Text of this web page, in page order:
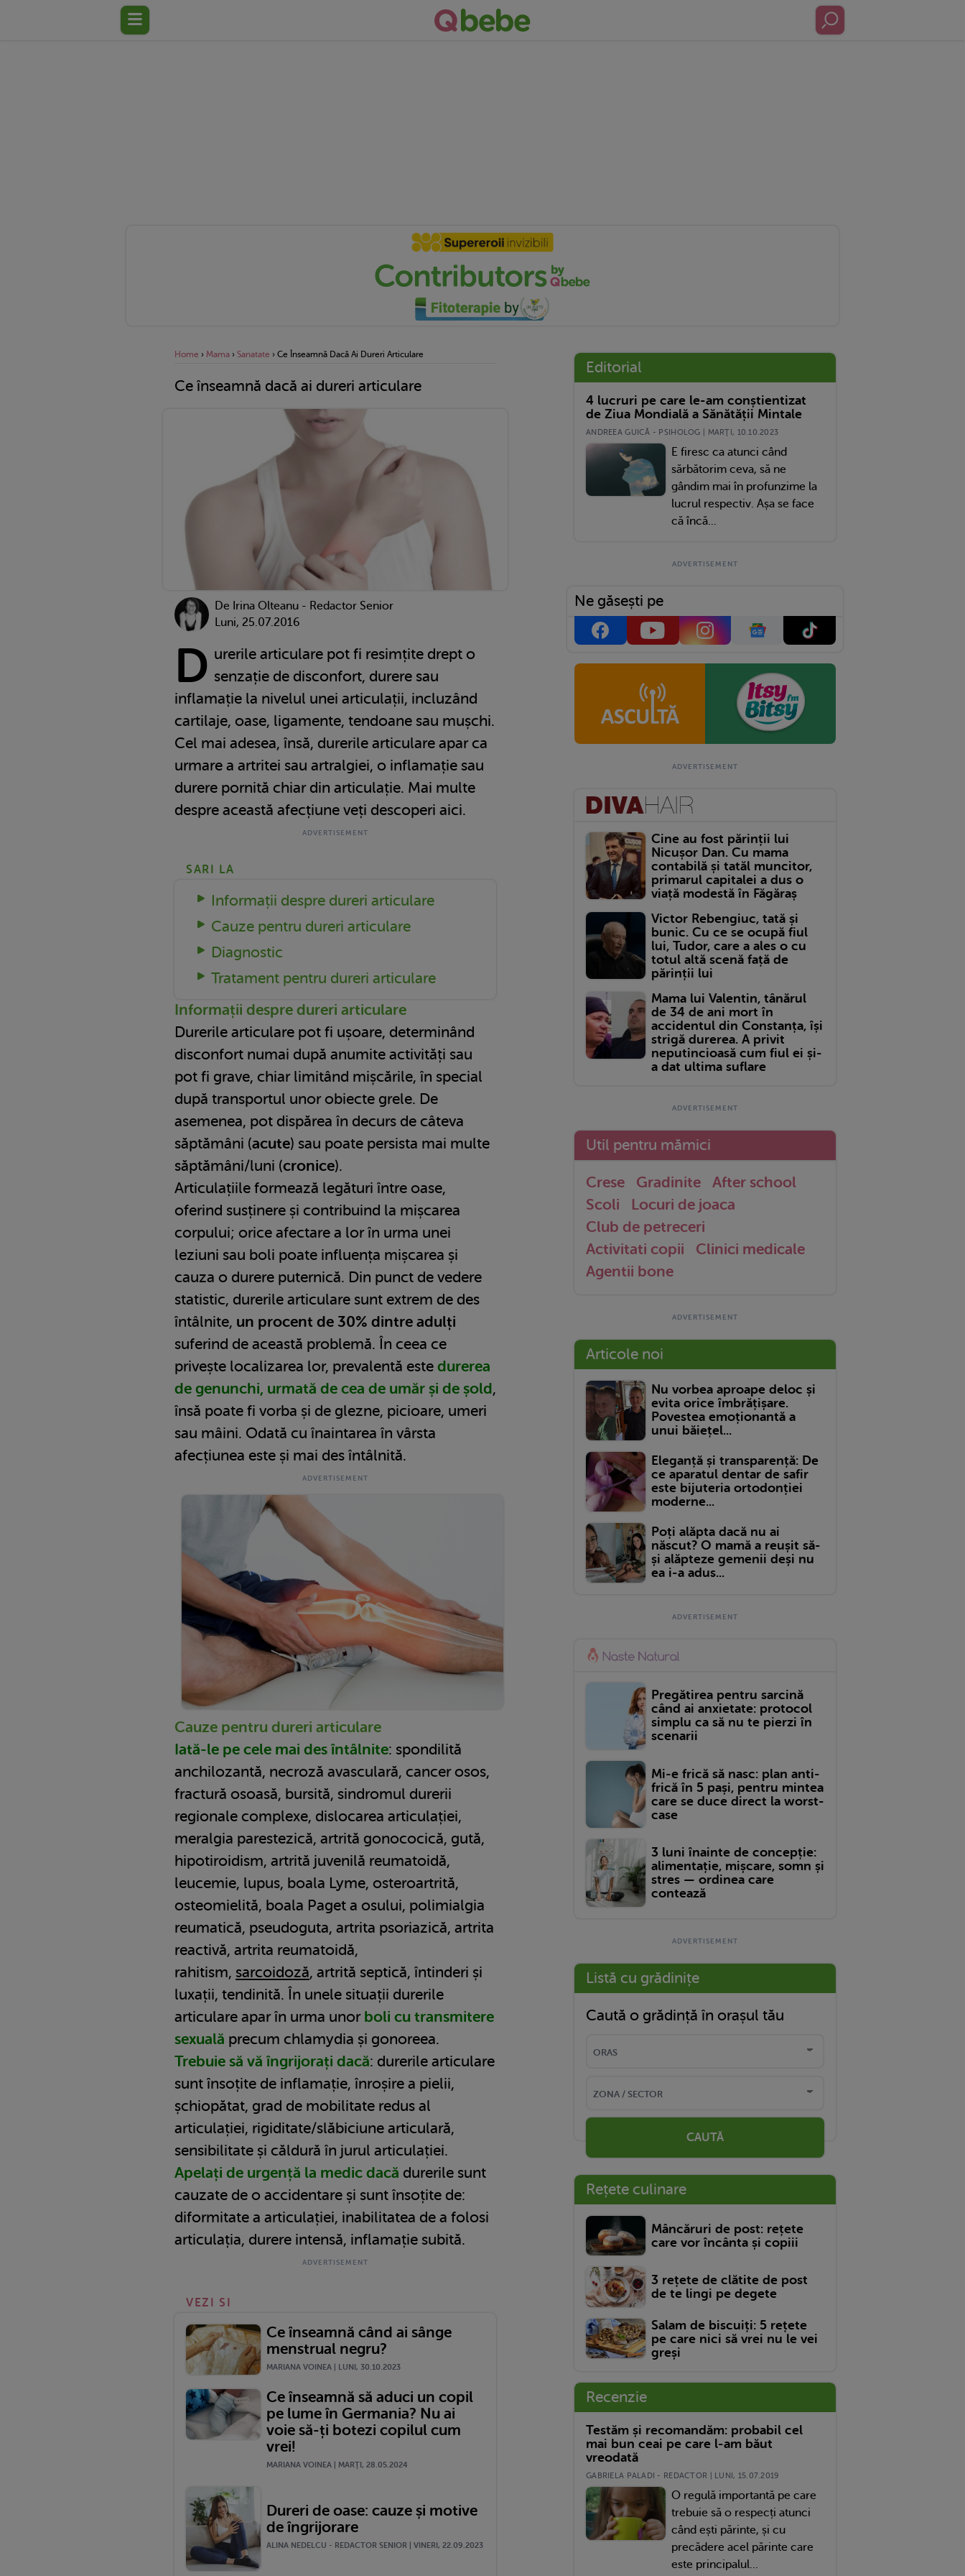
Home › Mama › Sanatate › Ce Înseamnă Dacă Ai Dureri Articulare
Ce înseamnă dacă ai dureri articulare
De Irina Olteanu - Redactor Senior
Luni, 25.07.2016
D urerile articulare pot fi resimțite drept o
senzație de disconfort, durere sau
inflamație la nivelul unei articulații, incluzând
cartilaje, oase, ligamente, tendoane sau mușchi.
Cel mai adesea, însă, durerile articulare apar ca
urmare a artritei sau artralgiei, o inflamație sau
durere pornită chiar din articulație. Mai multe
despre această afecțiune veți descoperi aici.
SARI LA
Informații despre dureri articulare
Cauze pentru dureri articulare
Diagnostic
Tratament pentru dureri articulare
Informații despre dureri articulare
Durerile articulare pot fi ușoare, determinând
disconfort numai după anumite activități sau
pot fi grave, chiar limitând mișcările, în special
după transportul unor obiecte grele. De
asemenea, pot dispărea în decurs de câteva
săptămâni (acute) sau poate persista mai multe
săptămâni/luni (cronice).
Articulațiile formează legături între oase,
oferind susținere și contribuind la mișcarea
corpului; orice afectare a lor în urma unei
leziuni sau boli poate influența mișcarea și
cauza o durere puternică. Din punct de vedere
statistic, durerile articulare sunt extrem de des
întâlnite, un procent de 30% dintre adulți
suferind de această problemă. În ceea ce
privește localizarea lor, prevalentă este durerea
de genunchi, urmată de cea de umăr și de șold,
însă poate fi vorba și de glezne, picioare, umeri
sau mâini. Odată cu înaintarea în vârsta
afecțiunea este și mai des întâlnită.
Cauze pentru dureri articulare
Iată-le pe cele mai des întâlnite: spondilită
anchilozantă, necroză avasculară, cancer osos,
fractură osoasă, bursită, sindromul durerii
regionale complexe, dislocarea articulației,
meralgia parestezică, artrită gonococică, gută,
hipotiroidism, artrită juvenilă reumatoidă,
leucemie, lupus, boala Lyme, osteroartrită,
osteomielită, boala Paget a osului, polimialgia
reumatică, pseudoguta, artrita psoriazică, artrita
reactivă, artrita reumatoidă,
rahitism, sarcoidoză, artrită septică, întinderi și
luxații, tendinită. În unele situații durerile
articulare apar în urma unor boli cu transmitere
sexuală precum chlamydia și gonoreea.
Trebuie să vă îngrijorați dacă: durerile articulare
sunt însoțite de inflamație, înroșire a pielii,
șchiopătat, grad de mobilitate redus al
articulației, rigiditate/slăbiciune articulară,
sensibilitate și căldură în jurul articulației.
Apelați de urgență la medic dacă durerile sunt
cauzate de o accidentare și sunt însoțite de:
diformitate a articulației, inabilitatea de a folosi
articulația, durere intensă, inflamație subită.
VEZI SI
Ce înseamnă când ai sânge
menstrual negru?
MARIANA VOINEA | LUNI, 30.10.2023
Ce înseamnă să aduci un copil
pe lume în Germania? Nu ai
voie să-ți botezi copilul cum
vrei!
MARIANA VOINEA | MARŢI, 28.05.2024
Dureri de oase: cauze și motive
de îngrijorare
ALINA NEDELCU - REDACTOR SENIOR | VINERI, 22.09.2023
Editorial
4 lucruri pe care le-am conștientizat
de Ziua Mondială a Sănătății Mintale
ANDREEA GUICĂ - PSIHOLOG | MARŢI, 10.10.2023
E firesc ca atunci când
sărbătorim ceva, să ne
gândim mai în profunzime la
lucrul respectiv. Așa se face
că încă...
Ne găsești pe
Cine au fost părinții lui
Nicușor Dan. Cu mama
contabilă și tatăl muncitor,
primarul capitalei a dus o
viață modestă în Făgăraș
Victor Rebengiuc, tată și
bunic. Cu ce se ocupă fiul
lui, Tudor, care a ales o cu
totul altă scenă față de
părinții lui
Mama lui Valentin, tânărul
de 34 de ani mort în
accidentul din Constanța, își
strigă durerea. A privit
neputincioasă cum fiul ei și-
a dat ultima suflare
Util pentru mămici
Crese Gradinite
After school
Scoli
Locuri de joaca
Club de petreceri
Activitati copii
Clinici medicale
Agentii bone
Articole noi
Nu vorbea aproape deloc și
evita orice îmbrățișare.
Povestea emoționantă a
unui băiețel...
Eleganță și transparență: De
ce aparatul dentar de safir
este bijuteria ortodonției
moderne...
Poți alăpta dacă nu ai
născut? O mamă a reușit să-
și alăpteze gemenii deși nu
ea i-a adus...
Pregătirea pentru sarcină
când ai anxietate: protocol
simplu ca să nu te pierzi în
scenarii
Mi-e frică să nasc: plan anti-
frică în 5 pași, pentru mintea
care se duce direct la worst-
case
3 luni înainte de concepție:
alimentație, mișcare, somn și
stres — ordinea care
contează
Listă cu grădinițe
Caută o grădință în orașul tău
CAUTĂ
Rețete culinare
Mâncăruri de post: rețete
care vor încânta și copiii
3 rețete de clătite de post
de te lingi pe degete
Salam de biscuiți: 5 rețete
pe care nici să vrei nu le vei
greși
Recenzie
Testăm și recomandăm: probabil cel
mai bun ceai pe care l-am băut
vreodată
GABRIELA PALADI - REDACTOR | LUNI, 15.07.2019
O regulă importantă pe care
trebuie să o respecți atunci
când ești părinte, și cu
precădere acel părinte care
este principalul...